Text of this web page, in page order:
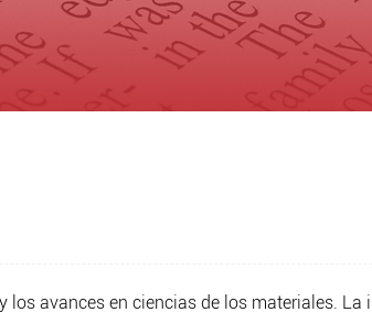
avances en ciencias de los materiales.